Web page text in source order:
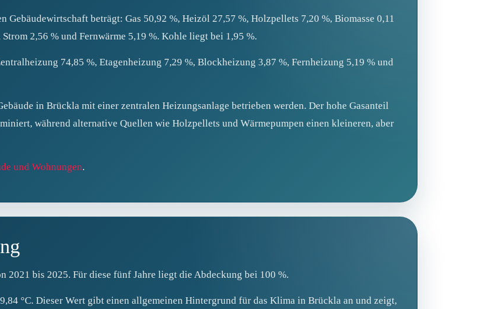
Gebäudewirtschaft beträgt: Gas 50,92 %, Heizöl 27,57 %, Holzpellets 7,20 %, Biomasse 0,11
2,56 % und Fernwärme 5,19 %. Kohle liegt bei 1,95 %.
74,85 %, Etagenheizung 7,29 %, Blockheizung 3,87 %, Fernheizung 5,19 % und
in Brückla mit einer zentralen Heizungsanlage betrieben werden. Der hohe Gasanteil
während alternative Quellen wie Holzpellets und Wärmepumpen einen kleineren, aber
und Wohnungen.
2021 bis 2025. Für diese fünf Jahre liegt die Abdeckung bei 100 %.
°C. Dieser Wert gibt einen allgemeinen Hintergrund für das Klima in Brückla an und zeigt,